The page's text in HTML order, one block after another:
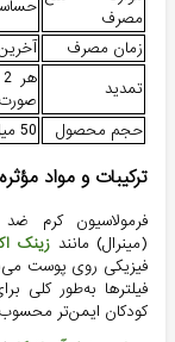
مصرف
زمان مصرف
تمدید
صورت
حجم محصول
50 میل
ترکیبات و مواد
فرمولاسیون کرم ضد
(مینرال) مانند زینک
فیزیکی روی پوست
فیلترها به‌طور
کودکان ایمن‌تر